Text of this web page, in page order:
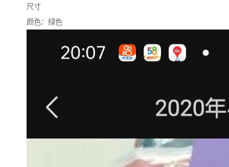
尺寸
颜色：绿色